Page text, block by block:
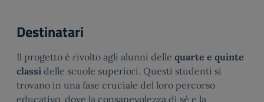
Destinatari
Il progetto è rivolto agli alunni delle quarte e quinte
classi delle scuole superiori. Questi studenti si
trovano in una fase cruciale del loro percorso
educativo, dove la consapevolezza di sé e la